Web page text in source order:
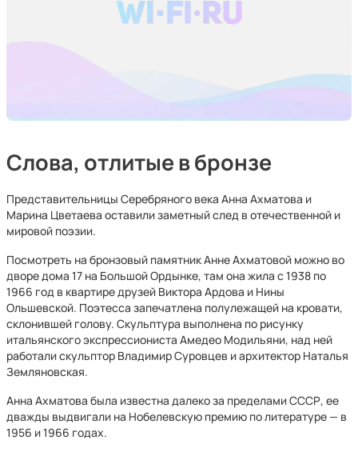
Слова, отлитые в бронзе
Представительницы Серебряного века Анна Ахматова и
Марина Цветаева оставили заметный след в отечественной и
мировой поэзии.
Посмотреть на бронзовый памятник Анне Ахматовой можно во
дворе дома 17 на Большой Ордынке, там она жила с 1938 по
1966 год в квартире друзей Виктора Ардова и Нины
Ольшевской. Поэтесса запечатлена полулежащей на кровати,
склонившей голову. Скульптура выполнена по рисунку
итальянского экспрессиониста Амедео Модильяни, над ней
работали скульптор Владимир Суровцев и архитектор Наталья
Земляновская.
Анна Ахматова была известна далеко за пределами СССР, ее
дважды выдвигали на Нобелевскую премию по литературе — в
1956 и 1966 годах.